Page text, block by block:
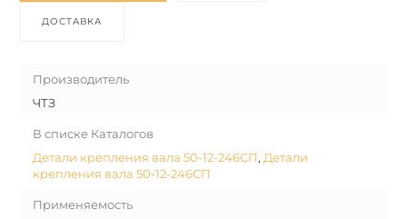
ДОСТАВКА
Производитель
ЧТЗ
В списке Каталогов
Детали крепления вала 50-12-246СП, Детали
крепления вала 50-12-246СП
Применяемость